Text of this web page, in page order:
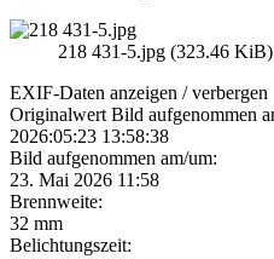
218 431-5.jpg (323.46
EXIF-Daten anzeigen / verbergen
Originalwert Bild aufgenommen
2026:05:23 13:58:38
Bild aufgenommen am/um:
23. Mai 2026 11:58
Brennweite:
32 mm
Belichtungszeit: